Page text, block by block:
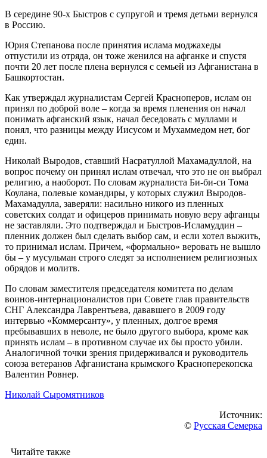
В середине 90-х Быстров с супругой и тремя детьми вернулся
в Россию.
Юрия Степанова после принятия ислама моджахеды
отпустили из отряда, он тоже женился на афганке и спустя
почти 20 лет после плена вернулся с семьей из Афганистана в
Башкортостан.
Как утверждал журналистам Сергей Красноперов, ислам он
принял по доброй воле – когда за время пленения он начал
понимать афганский язык, начал беседовать с муллами и
понял, что разницы между Иисусом и Мухаммедом нет, бог
един.
Николай Выродов, ставший Насратуллой Махамадуллой, на
вопрос почему он принял ислам отвечал, что это не он выбрал
религию, а наоборот. По словам журналиста Би-би-си Тома
Коулана, полевые командиры, у которых служил Выродов-
Махамадулла, заверяли: насильно никого из пленных
советских солдат и офицеров принимать новую веру афганцы
не заставляли. Это подтверждал и Быстров-Исламуддин –
пленник должен был сделать выбор сам, и если хотел выжить,
то принимал ислам. Причем, «формально» веровать не вышло
бы – у мусульман строго следят за исполнением религиозных
обрядов и молитв.
По словам заместителя председателя комитета по делам
воинов-интернационалистов при Совете глав правительств
СНГ Александра Лаврентьева, дававшего в 2009 году
интервью «Коммерсанту», у пленных, долгое время
пребывавших в неволе, не было другого выбора, кроме как
принять ислам – в противном случае их бы просто убили.
Аналогичной точки зрения придерживался и руководитель
союза ветеранов Афганистана крымского Красноперекопска
Валентин Ровнер.
Николай Сыромятников
Источник:
© Русская Семерка
Читайте также